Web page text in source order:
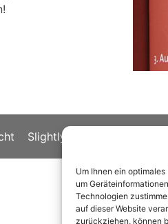
Um Ihnen ein
um
Technologien
auf dieser Website
zurückziehen, können
Slightly Theme